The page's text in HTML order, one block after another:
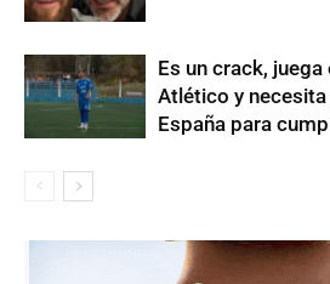
Es un crack,
Atlético y necesita
España para